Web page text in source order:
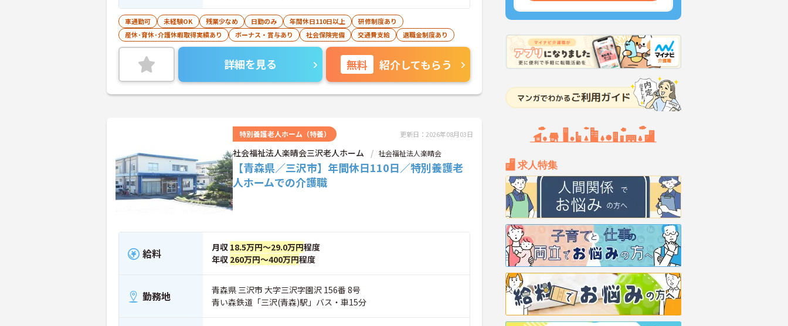
求人特集
車通勤可 未経験OK 残業少なめ 日勤のみ 年間休日110日以上
研修制度あり
産休･育休･介護休暇取得実績あり
ボーナス・賞与あり 社会保険完備 交通費支給 退職金制度あり
詳細を見る 無料 紹介してもらう
特別養護老人ホーム（特養） 更新日：2026年08月03日
社会福祉法人楽晴会三沢老人ホーム 社会福祉法人楽晴会
【青森県／三沢市】年間休日110日／特別養護老
人ホームでの介護職
給料 月収 18.5万円～29.0万円程度
年収 260万円～400万円程度
勤務地
青森県 三沢市 大字三沢字園沢 156番 8号
青い森鉄道「三沢(青森)駅」バス・車15分